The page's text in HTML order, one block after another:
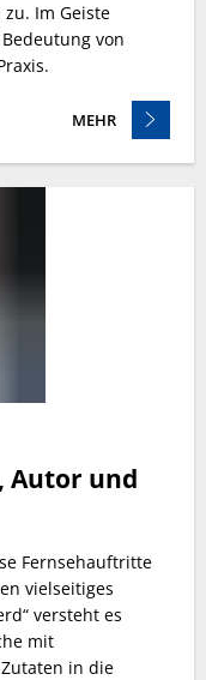
Im Geiste
von
MEHR
Autor und
Fernsehauftritte
vielseitiges
versteht es
mit
in die